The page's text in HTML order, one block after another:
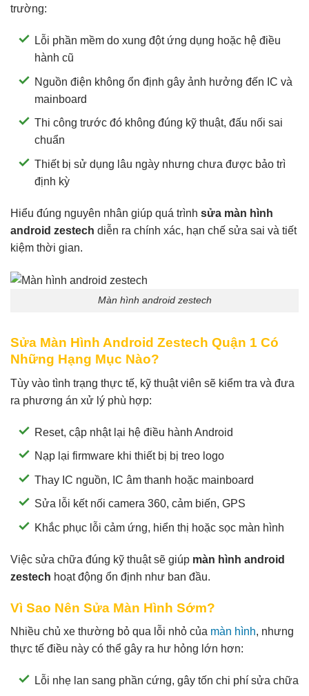
trường:
Lỗi phần mềm do xung đột ứng dụng hoặc hệ điều
hành cũ
Nguồn điện không ổn định gây ảnh hưởng đến IC và
mainboard
Thi công trước đó không đúng kỹ thuật, đấu nối sai
chuẩn
Thiết bị sử dụng lâu ngày nhưng chưa được bảo trì
định kỳ
Hiểu đúng nguyên nhân giúp quá trình sửa màn hình
android zestech diễn ra chính xác, hạn chế sửa sai và tiết
kiệm thời gian.
Màn hình android zestech
Sửa Màn Hình Android Zestech Quận 1 Có
Những Hạng Mục Nào?
Tùy vào tình trạng thực tế, kỹ thuật viên sẽ kiểm tra và đưa
ra phương án xử lý phù hợp:
Reset, cập nhật lại hệ điều hành Android
Nạp lại firmware khi thiết bị bị treo logo
Thay IC nguồn, IC âm thanh hoặc mainboard
Sửa lỗi kết nối camera 360, cảm biến, GPS
Khắc phục lỗi cảm ứng, hiển thị hoặc sọc màn hình
Việc sửa chữa đúng kỹ thuật sẽ giúp màn hình android
zestech hoạt động ổn định như ban đầu.
Vì Sao Nên Sửa Màn Hình Sớm?
Nhiều chủ xe thường bỏ qua lỗi nhỏ của màn hình, nhưng
thực tế điều này có thể gây ra hư hỏng lớn hơn:
Lỗi nhẹ lan sang phần cứng, gây tốn chi phí sửa chữa